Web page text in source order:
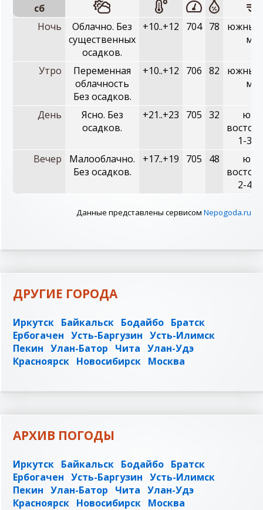
сб
Ночь
Облачно. Без
существенных
осадков.
+10..+12 704 78
м/с
Утро
Переменная
облачность
Без осадков.
+10..+12 706 82
м/с
День
Ясно. Без
осадков.
+21..+23 705 32
1-3
Вечер
Малооблачно.
Без осадков.
+17..+19 705 48
2-4
Данные представлены сервисом Nepogoda.ru
ДРУГИЕ ГОРОДА
Иркутск Байкальск Бодайбо Братск
Ербогачен Усть-Баргузин Усть-Илимск
Пекин Улан-Батор Чита Улан-Удэ
Красноярск Новосибирск Москва
АРХИВ ПОГОДЫ
Иркутск Байкальск Бодайбо Братск
Ербогачен Усть-Баргузин Усть-Илимск
Пекин Улан-Батор Чита Улан-Удэ
Красноярск Новосибирск Москва